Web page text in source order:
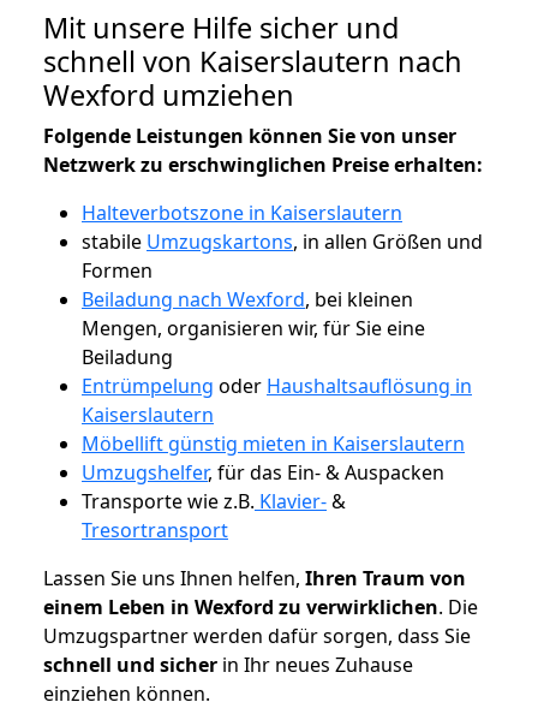
Mit unsere Hilfe sicher und
schnell von Kaiserslautern nach
Wexford umziehen
Folgende Leistungen können Sie von unser
Netzwerk zu erschwinglichen Preise erhalten:
Halteverbotszone in Kaiserslautern
stabile Umzugskartons, in allen Größen und
Formen
Beiladung nach Wexford, bei kleinen
Mengen, organisieren wir, für Sie eine
Beiladung
Entrümpelung oder Haushaltsauflösung in
Kaiserslautern
Möbellift günstig mieten in Kaiserslautern
Umzugshelfer, für das Ein- & Auspacken
Transporte wie z.B. Klavier-&
Tresortransport
Lassen Sie uns Ihnen helfen, Ihren Traum von
einem Leben in Wexford zu verwirklichen. Die
Umzugspartner werden dafür sorgen, dass Sie
schnell und sicher in Ihr neues Zuhause
einziehen können.